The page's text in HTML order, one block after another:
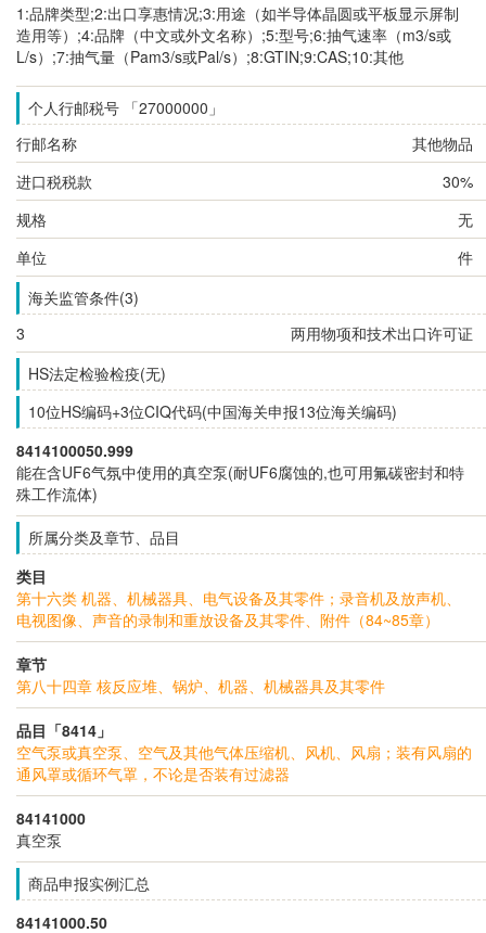
1:品牌类型;2:出口享惠情况;3:用途（如半导体晶圆或平板显示屏制
造用等）;4:品牌（中文或外文名称）;5:型号;6:抽气速率（m3/s或
L/s）;7:抽气量（Pam3/s或Pal/s）;8:GTIN;9:CAS;10:其他
个人行邮税号 「27000000」
行邮名称
其他物品
进口税税款
30%
规格
无
单位
件
海关监管条件(3)
3
两用物项和技术出口许可证
HS法定检验检疫(无)
10位HS编码+3位CIQ代码(中国海关申报13位海关编码)
8414100050.999
能在含UF6气氛中使用的真空泵(耐UF6腐蚀的,也可用氟碳密封和特
殊工作流体)
所属分类及章节、品目
类目
第十六类 机器、机械器具、电气设备及其零件；录音机及放声机、
电视图像、声音的录制和重放设备及其零件、附件（84~85章）
章节
第八十四章 核反应堆、锅炉、机器、机械器具及其零件
品目「8414」
空气泵或真空泵、空气及其他气体压缩机、风机、风扇；装有风扇的
通风罩或循环气罩，不论是否装有过滤器
84141000
真空泵
商品申报实例汇总
84141000.50